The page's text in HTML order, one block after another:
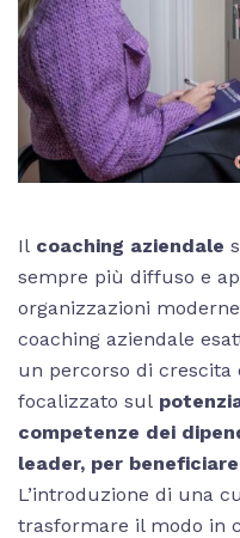
Il coaching aziendale
sempre più diffuso e
organizzazioni
coaching aziendale
un percorso di crescita
focalizzato sul
competenze dei
leader, per
L’introduzione di una
trasformare il modo in